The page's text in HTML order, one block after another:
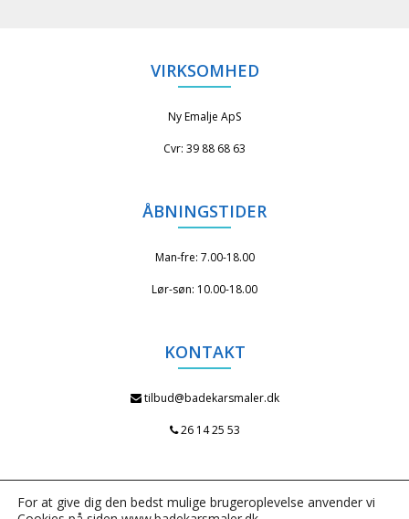
VIRKSOMHED
Ny Emalje ApS
Cvr: 39 88 68 63
ÅBNINGSTIDER
Man-fre: 7.00-18.00
Lør-søn: 10.00-18.00
KONTAKT
tilbud@badekarsmaler.dk
26 14 25 53
ADRESSE
For at give dig den bedst mulige brugeroplevelse anvender vi